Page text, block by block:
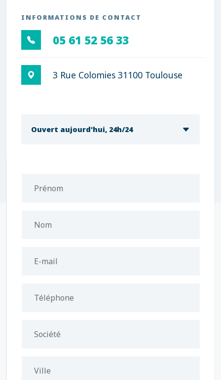
INFORMATIONS DE CONTACT
05 61 52 56 33
3 Rue Colomies 31100 Toulouse
Ouvert aujourd'hui, 24h/24
Prénom
Nom
E-mail
Téléphone
Société
Ville